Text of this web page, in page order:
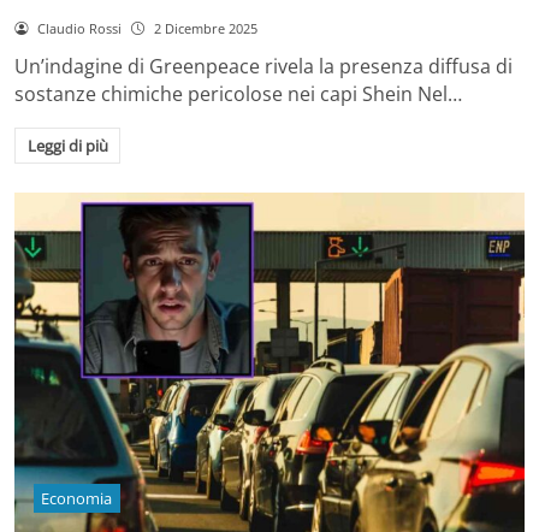
Claudio Rossi 2 Dicembre 2025
Un’indagine di Greenpeace rivela la presenza diffusa di
sostanze chimiche pericolose nei capi Shein Nel…
Leggi di più
Economia